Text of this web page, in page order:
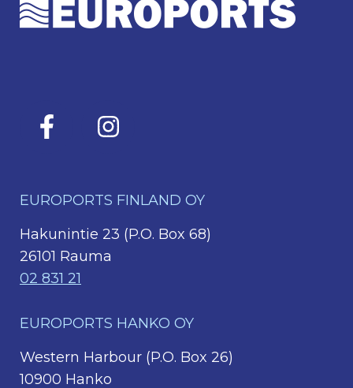
EUROPORTS FINLAND OY
Hakunintie 23 (P.O. Box 68)
26101 Rauma
02 831 21
EUROPORTS HANKO OY
Western Harbour (P.O. Box 26)
10900 Hanko